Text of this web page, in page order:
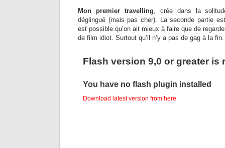
Mon premier travelling, crée dans la
déglingué (mais pas cher). La seconde partie
est possible qu’on ait mieux à faire que de
de film idiot. Surtout qu’il n’y a pas de gag à la fin.
Flash version 9,0 or greater is
You have no flash plugin installed
Download latest version from here